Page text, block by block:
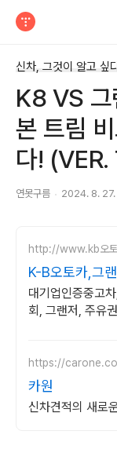
신차, 그것이 알고 싶
K8 VS 그
본 트림
다!
연못구름 2024. 8.
http://www.kb오
K-B오토카,그
대기업인증중고
회, 그랜저, 주유
https://
카원
신차견적의 새로